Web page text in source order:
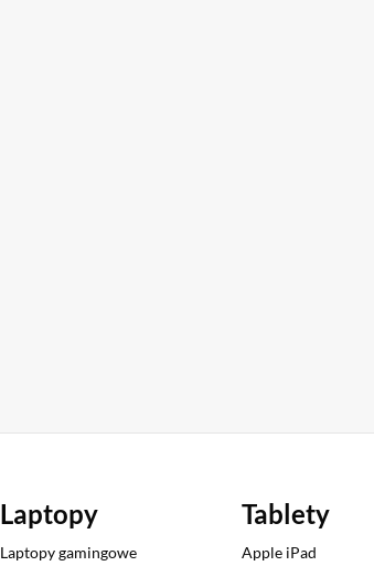
Laptopy
Laptopy gamingowe
Tablety
Apple iPad